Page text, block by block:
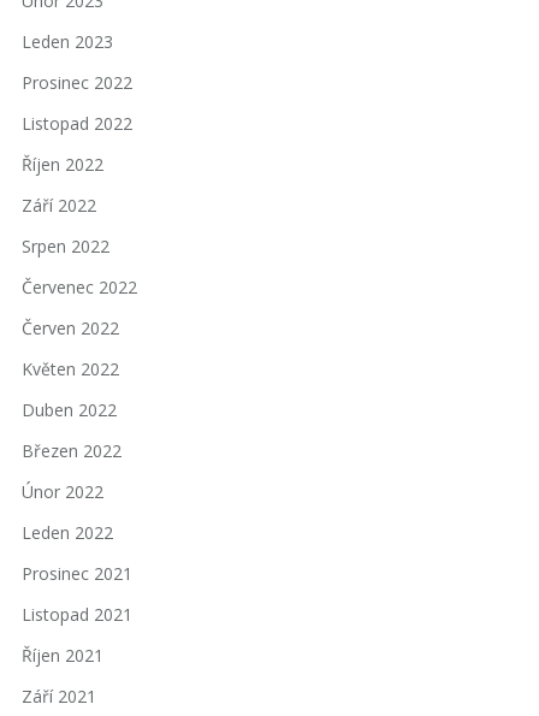
Leden 2023
Prosinec 2022
Listopad 2022
Říjen 2022
Září 2022
Srpen 2022
Červenec 2022
Červen 2022
Květen 2022
Duben 2022
Březen 2022
Únor 2022
Leden 2022
Prosinec 2021
Listopad 2021
Říjen 2021
Září 2021